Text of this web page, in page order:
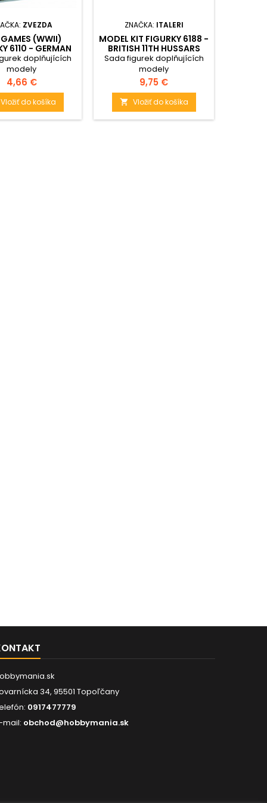
ZVEZDA
(WWII)
6110 - GERMAN
(1:72)
doplňujících
modely
Cena
4,66 €
Vložiť do košíka
ZNAČKA: ITALERI
MODEL KIT FIGURKY 6188 -
BRITISH 11TH HUSSARS
(CRIMEA WAR) (1:72)
Sada figurek doplňujících
modely
Cena
9,75 €
 Vložiť do košíka
34, 95501 Topoľčany
0917477779
mail: obchod@hobbymania.sk